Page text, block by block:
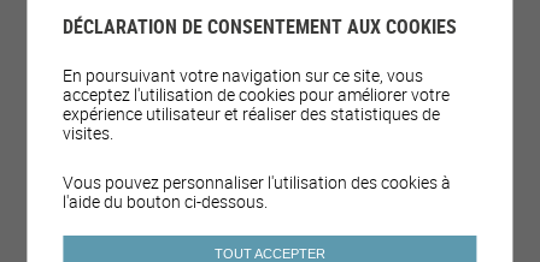
Energie, environnement et durabilité
Soutien aux sociétés et associations
locales
DÉCLARATION DE CONSENTEMENT AUX COOKIES
En poursuivant votre navigation sur ce site, vous
acceptez l'utilisation de cookies pour améliorer votre
expérience utilisateur et réaliser des statistiques de
visites.
Vous pouvez personnaliser l'utilisation des cookies à
l'aide du bouton ci-dessous.
TOUT ACCEPTER